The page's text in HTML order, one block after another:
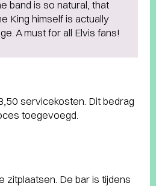
band is so natural, that
King himself is actually
A must for all Elvis fans!
servicekosten. Dit bedrag
toegevoegd.
zitplaatsen. De bar is tijdens